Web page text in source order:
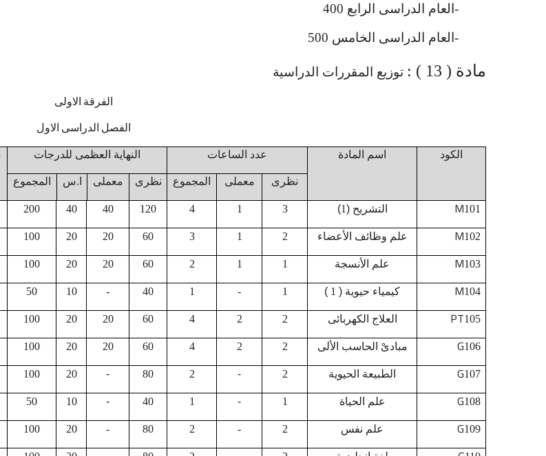
-العام الدراسى الرابع 400
-العام الدراسى الخامس 500
مادة ( 13 ) : توزيع المقررات الدراسية
الفرقة الاولى
الفصل الدراسى الاول
الكود اسم المادة عدد الساعات النهاية العظمى للدرجات
نظرى معملى المجموع نظرى معملى ا.س المجموع
101
M التشريح (1
)
3
1
4
120
40
40
200
102
M علم وظائف الأعضاء 2
1
3
60
20
20
100
103
M علم الأنسجة 1
1
2
60
20
20
100
104
M كيمياء حيوية ( 1
)
1
-
1
40
-
10
50
105
PT العلاج الكهربائى 2
2
4
60
20
20
100
106
G مبادىْ الحاسب الألى 2
2
4
60
20
20
100
107
G الطبيعة الحيوية 2
-
2
80
-
20
100
108
G علم الحياة 1
-
1
40
-
10
50
109
G علم نفس 2
-
2
80
-
20
100